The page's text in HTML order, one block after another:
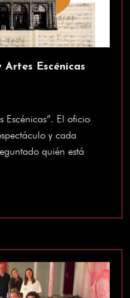
Artes Escénicas
Escénicas”. El oficio
y cada
quién está